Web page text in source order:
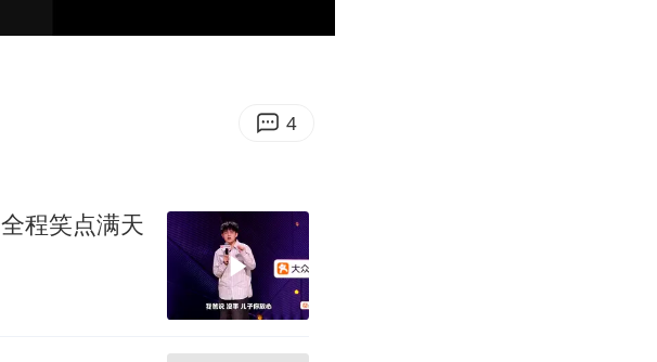
挑衅图谋
4
程笑点满天